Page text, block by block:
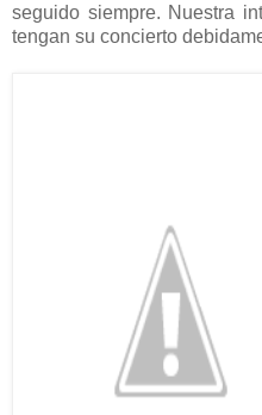
seguido siempre. Nuestra
tengan su concierto